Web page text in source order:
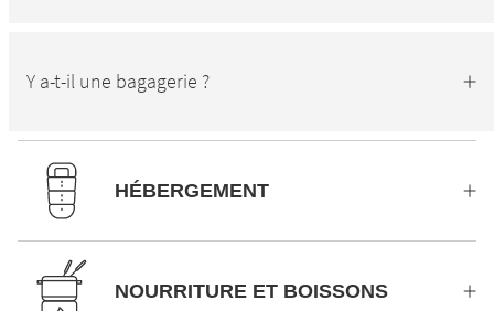
Y a-t-il une bagagerie ?
HÉBERGEMENT
NOURRITURE ET BOISSONS